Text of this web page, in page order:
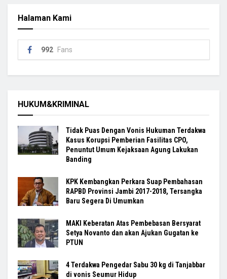
Halaman Kami
992 Fans
HUKUM&KRIMINAL
Tidak Puas Dengan Vonis Hukuman Terdakwa
Kasus Korupsi Pemberian Fasilitas CPO,
Penuntut Umum Kejaksaan Agung Lakukan
Banding
KPK Kembangkan Perkara Suap Pembahasan
RAPBD Provinsi Jambi 2017-2018, Tersangka
Baru Segera Di Umumkan
MAKI Keberatan Atas Pembebasan Bersyarat
Setya Novanto dan akan Ajukan Gugatan ke
PTUN
4 Terdakwa Pengedar Sabu 30 kg di Tanjabbar
di vonis Seumur Hidup